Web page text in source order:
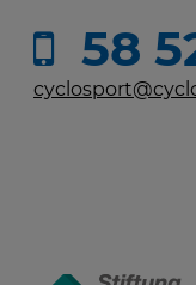
58